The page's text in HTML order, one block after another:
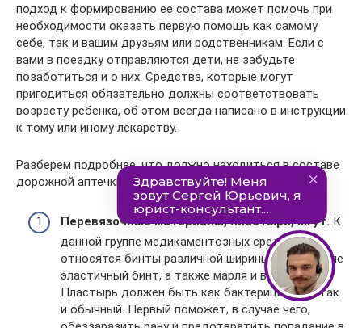
подход к формированию ее состава может помочь при
необходимости оказать первую помощь как самому
себе, так и вашим друзьям или родственникам. Если с
вами в поездку отправляются дети, не забудьте
позаботиться и о них. Средства, которые могут
пригодиться обязательно должны соответствовать
возрасту ребенка, об этом всегда написано в инструкции
к тому или иному лекарству.
Разберем подробнее, что должно находиться в составе
дорожной аптечки.
Перевязочные материалы, пластыри, жгут. К
данной группе медикаментозных средств
относятся бинты различной ширины, в том числе
эластичный бинт, а также марля и вата.
Пластырь должен быть как бактерицидный, так
и обычный. Первый поможет, в случае чего,